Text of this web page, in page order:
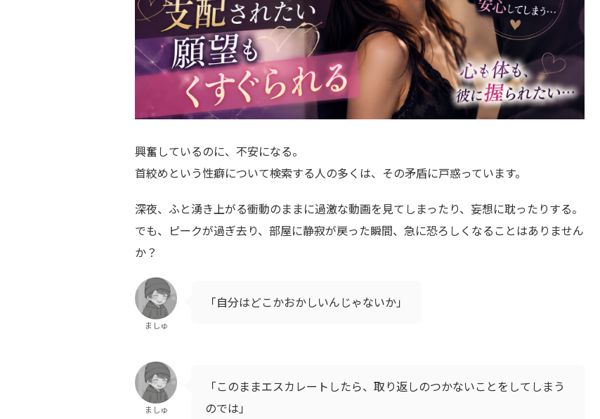
興奮しているのに、不安になる。
首絞めという性癖について検索する人の多くは、その矛盾に戸惑っています。
深夜、ふと湧き上がる衝動のままに過激な動画を見てしまったり、妄想に耽ったりする。
でも、ピークが過ぎ去り、部屋に静寂が戻った瞬間、急に恐ろしくなることはありません
か？
ましゅ
「自分はどこかおかしいんじゃないか」
ましゅ
「このままエスカレートしたら、取り返しのつかないことをしてしまう
のでは」